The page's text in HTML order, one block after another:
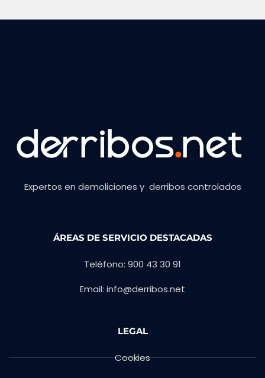
Expertos en demoliciones y derribos controlados
ÁREAS DE SERVICIO DESTACADAS
Teléfono: 900 43 30 91
Email: info@derribos.net
LEGAL
Cookies